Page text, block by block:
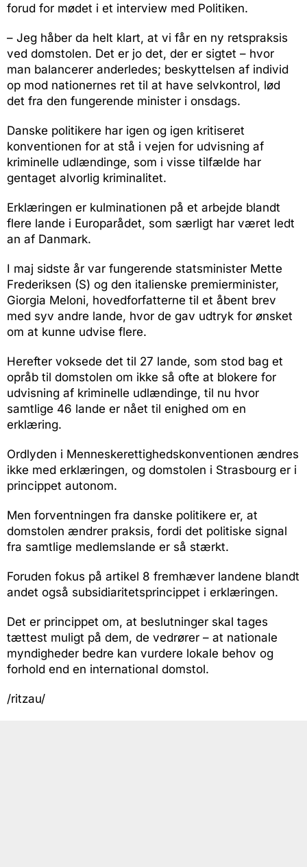
forud for mødet i et interview med Politiken.
– Jeg håber da helt klart, at vi får en ny retspraksis
ved domstolen. Det er jo det, der er sigtet – hvor
man balancerer anderledes; beskyttelsen af individ
op mod nationernes ret til at have selvkontrol, lød
det fra den fungerende minister i onsdags.
Danske politikere har igen og igen kritiseret
konventionen for at stå i vejen for udvisning af
kriminelle udlændinge, som i visse tilfælde har
gentaget alvorlig kriminalitet.
Erklæringen er kulminationen på et arbejde blandt
flere lande i Europarådet, som særligt har været ledt
an af Danmark.
I maj sidste år var fungerende statsminister Mette
Frederiksen (S) og den italienske premierminister,
Giorgia Meloni, hovedforfatterne til et åbent brev
med syv andre lande, hvor de gav udtryk for ønsket
om at kunne udvise flere.
Herefter voksede det til 27 lande, som stod bag et
opråb til domstolen om ikke så ofte at blokere for
udvisning af kriminelle udlændinge, til nu hvor
samtlige 46 lande er nået til enighed om en
erklæring.
Ordlyden i Menneskerettighedskonventionen ændres
ikke med erklæringen, og domstolen i Strasbourg er i
princippet autonom.
Men forventningen fra danske politikere er, at
domstolen ændrer praksis, fordi det politiske signal
fra samtlige medlemslande er så stærkt.
Foruden fokus på artikel 8 fremhæver landene blandt
andet også subsidiaritetsprincippet i erklæringen.
Det er princippet om, at beslutninger skal tages
tættest muligt på dem, de vedrører – at nationale
myndigheder bedre kan vurdere lokale behov og
forhold end en international domstol.
/ritzau/